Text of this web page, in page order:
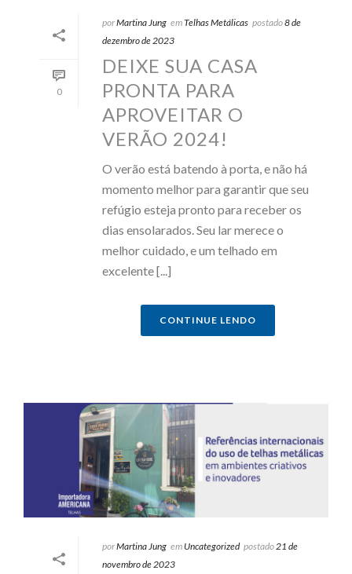
0
porMartina Jung emTelhas Metálicas postado8 de
dezembro de 2023
DEIXE SUA CASA
PRONTA PARA
APROVEITAR O
VERÃO 2024!
O verão está batendo à porta, e não há
momento melhor para garantir que seu
refúgio esteja pronto para receber os
dias ensolarados. Seu lar merece o
melhor cuidado, e um telhado em
excelente [...]
CONTINUE LENDO
porMartina Jung em Uncategorized postado 21 de
novembro de 2023